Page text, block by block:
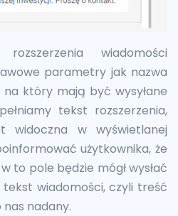
wiadomości
parametry jak nazwa
który mają być wysyłane
tekst rozszerzenia,
w wyświetlanej
użytkownika, że
to pole będzie mógł wysłać
wiadomości, czyli treść
nas nadany.